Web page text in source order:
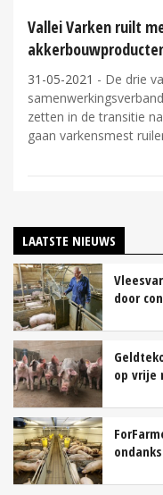
Vallei Varken ruilt
31-05-2021 - De drie
zetten in de transitie
gaan varkensmest
LAATSTE NIEUWS
door
op vrije